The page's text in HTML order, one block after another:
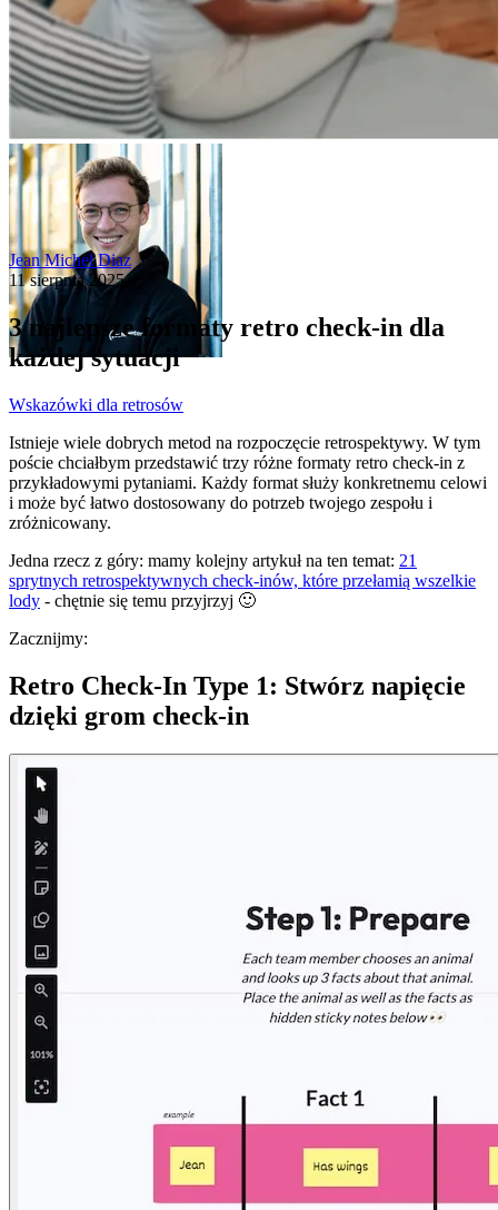
Jean Michel Diaz
11 sierpnia 2025
3 najlepsze formaty retro check-in dla
każdej sytuacji
Wskazówki dla retrosów
Istnieje wiele dobrych metod na rozpoczęcie retrospektywy. W tym
poście chciałbym przedstawić trzy różne formaty retro check-in z
przykładowymi pytaniami. Każdy format służy konkretnemu celowi
i może być łatwo dostosowany do potrzeb twojego zespołu i
zróżnicowany.
Jedna rzecz z góry: mamy kolejny artykuł na ten temat: 21
sprytnych retrospektywnych check-inów, które przełamią wszelkie
lody - chętnie się temu przyjrzyj 🙂
Zacznijmy:
Retro Check-In Type 1: Stwórz napięcie
dzięki grom check-in